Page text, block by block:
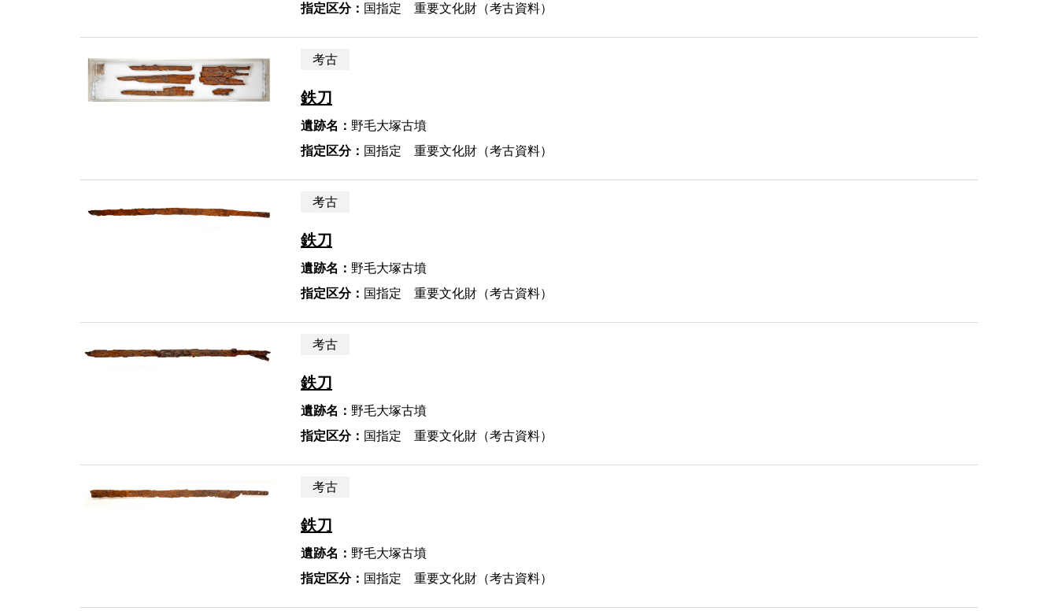
指定区分： 国指定 重要文化財（考古資料）
考古
鉄刀
遺跡名： 野毛大塚古墳
指定区分： 国指定 重要文化財（考古資料）
考古
鉄刀
遺跡名： 野毛大塚古墳
指定区分： 国指定 重要文化財（考古資料）
考古
鉄刀
遺跡名： 野毛大塚古墳
指定区分： 国指定 重要文化財（考古資料）
考古
鉄刀
遺跡名： 野毛大塚古墳
指定区分： 国指定 重要文化財（考古資料）